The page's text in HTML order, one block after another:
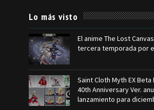
Lo más visto
El anime The Lost
tercera temporada por
Saint Cloth Myth EX Beta
40th Anniversary Ver.
lanzamiento para